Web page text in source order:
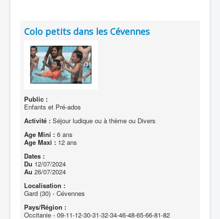
Colo petits dans les Cévennes
Public :
Enfants et Pré-ados
Activité : Séjour ludique ou à thème ou Divers
Age Mini : 6 ans
Age Maxi : 12 ans
Dates :
Du 12/07/2024
Au 26/07/2024
Localisation :
Gard (30) - Cévennes
Pays/Région :
Occitanie - 09-11-12-30-31-32-34-46-48-65-66-81-82